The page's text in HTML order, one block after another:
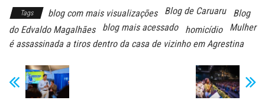
Tags blog com mais visualizações Blog de Caruaru
Blog
do Edvaldo Magalhães
blog mais acessado homicídio
Mulher
é assassinada a tiros dentro da casa de vizinho em Agrestina